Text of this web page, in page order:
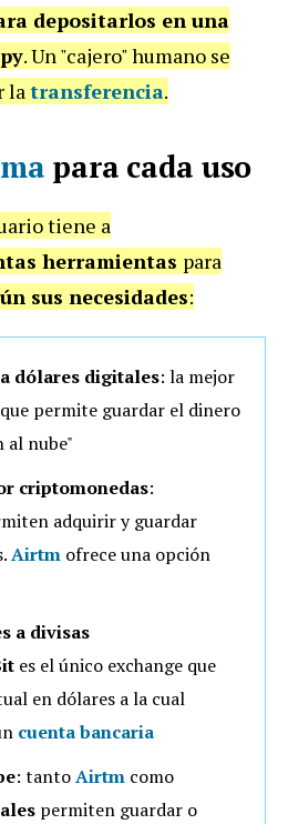
depositarlos en una
. Un "cajero" humano se
latransferencia.
para cada uso
tiene a
herramientas para
sus necesidades:
dólares digitales: la mejor
que permite guardar el dinero
al nube"
criptomonedas:
adquirir y guardar
Airtm ofrece una opción
a divisas
es el único exchange que
en dólares a la cual
cuenta bancaria
: tantoAirtm como
permiten guardar o